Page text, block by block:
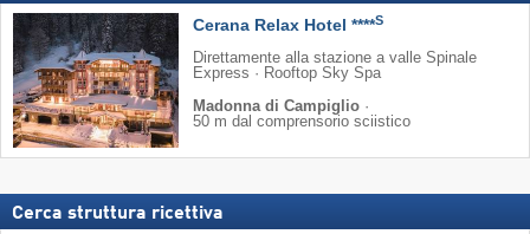
Cerana Relax Hotel ****S
Direttamente alla stazione a valle Spinale
Express · Rooftop Sky Spa
Madonna di Campiglio ·
50 m dal comprensorio sciistico
Cerca struttura ricettiva